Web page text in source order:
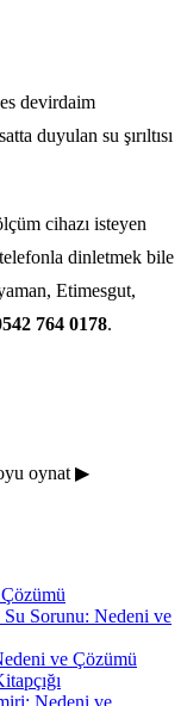
devirdaim
duyulan su şırıltısı
cihazı isteyen
dinletmek bile
Etimesgut,
764 0178.
oynat ▶
Sorunu: Nedeni ve
ve Çözümü